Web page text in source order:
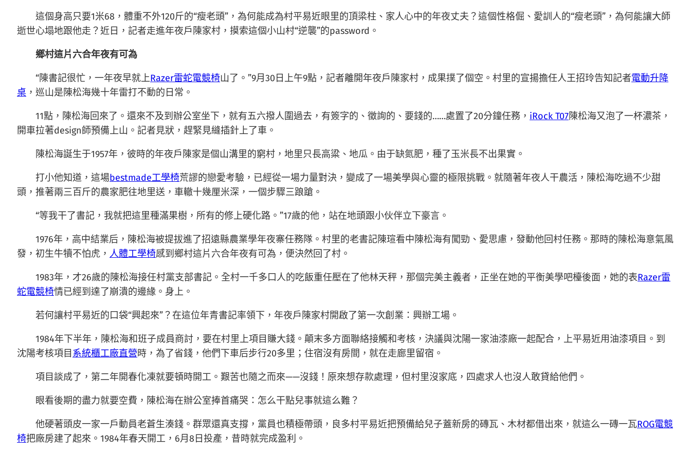
這個身高只要1米68，體重不外120斤的“瘦老頭”，為何能成為村平易近眼里的頂梁柱、家人心中的年夜丈夫？這個性格倔、愛訓人的“瘦老頭”，為何能讓大師
逝世心塌地跟他走？近日，記者走進年夜戶陳家村，摸索這個小山村“逆襲”的password。
鄉村這片六合年夜有可為
“陳書記很忙，一年夜早就上Razer雷蛇電競椅山了。”9月30日上午9點，記者離開年夜戶陳家村，成果撲了個空。村里的宣揚擔任人王招玲告知記者電動升降
桌 ，巡山是陳松海幾十年雷打不動的日常。
11點，陳松海回來了。還來不及到辦公室坐下，就有五六撥人圍過去，有簽字的、徵詢的、要錢的……處置了20分鐘任務， iRock T07陳松海又泡了一杯濃茶，
開車拉著design師預備上山。記者見狀，趕緊見縫插針上了車。
陳松海誕生于1957年，彼時的年夜戶陳家是個山溝里的窮村，地里只長高粱、地瓜。由于缺氮肥，種了玉米長不出果實。
打小他知道，這場bestmade工學椅荒謬的戀愛考驗，已經從一場力量對決，變成了一場美學與心靈的極限挑戰。就隨著年夜人干農活，陳松海吃過不少甜
頭，推著兩三百斤的農家肥往地里送，車轍十幾厘米深，一個步驟三踉蹌。
“等我干了書記，我就把這里種滿果樹，所有的修上硬化路。”17歲的他，站在地頭跟小伙伴立下豪言。
1976年，高中結業后，陳松海被提拔進了招遠縣農業學年夜寨任務隊。村里的老書記陳瑄看中陳松海有闖勁、愛思慮，發動他回村任務。那時的陳松海意氣風
發，初生牛犢不怕虎， 人體工學椅感到鄉村這片六合年夜有可為，便決然回了村。
1983年，才26歲的陳松海接任村黨支部書記。全村一千多口人的吃飯重任壓在了他林天秤，那個完美主義者，正坐在她的平衡美學吧檯後面，她的表Razer雷
蛇電競椅情已經到達了崩潰的邊緣。身上。
若何讓村平易近的口袋“興起來”？在這位年青書記率領下，年夜戶陳家村開啟了第一次創業：興辦工場。
1984年下半年，陳松海和班子成員商討，要在村里上項目賺大錢。顛末多方面聯絡接觸和考核，決議與沈陽一家油漆廠一起配合，上平易近用油漆項目。到
沈陽考核項目 系統櫃工廠直營時，為了省錢，他們下車后步行20多里；住宿沒有房間，就在走廊里留宿。
項目談成了，第二年開春化凍就要頓時開工。艱苦也隨之而來——沒錢！原來想存款處理，但村里沒家底，四處求人也沒人敢貸給他們。
眼看後期的盡力就要空費，陳松海在辦公室捧首痛哭：怎么干點兒事就這么難？
他硬著頭皮一家一戶動員老蒼生湊錢。群眾還真支撐，黨員也積極帶頭，良多村平易近把預備給兒子蓋新房的磚瓦、木材都借出來，就這么一磚一瓦ROG電競
椅把廠房建了起來。1984年春天開工，6月8日投產，昔時就完成盈利。